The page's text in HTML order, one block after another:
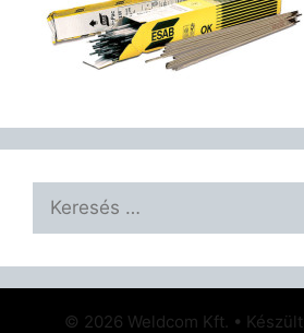
Keresés:
© 2026 Weldcom Kft. • Készült